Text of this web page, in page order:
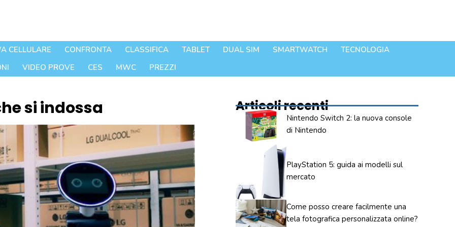
CELLULARE CONFRONTA CLASSIFICA TABLET DUAL SIM SMARTWATCH
TECNOLOGIA
VIDEO PROVE CES MWC PREZZI
si indossa Articoli recenti
Nintendo Switch 2: la nuova console
di Nintendo
PlayStation 5: guida ai modelli sul
mercato
Come posso creare facilmente una
tela fotografica personalizzata online?